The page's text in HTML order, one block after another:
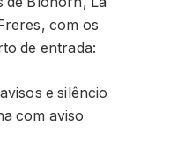
com os
de entrada:
e silêncio
com aviso